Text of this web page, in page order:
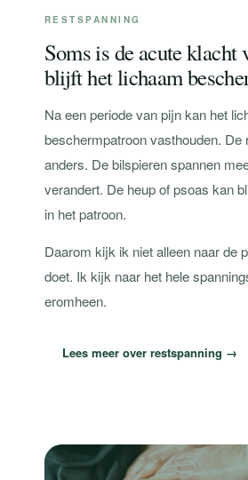
RESTSPANNING
Soms is de acute klacht
blijft het lichaam
Na een periode van pijn kan het
beschermpatroon vasthouden. De
anders. De bilspieren spannen
verandert. De heup of psoas kan
in het patroon.
Daarom kijk ik niet alleen naar de
doet. Ik kijk naar het hele
eromheen.
Lees meer over restspanning →